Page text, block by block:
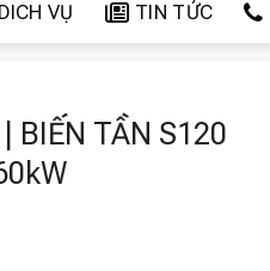
DICH VỤ TIN TỨC
BIẾN TẦN S120